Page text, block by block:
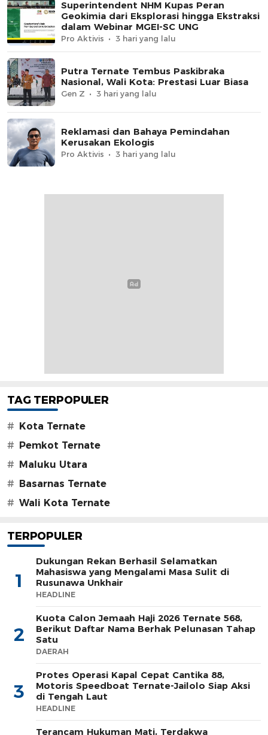
Superintendent NHM Kupas Peran
Geokimia dari Eksplorasi hingga Ekstraksi
dalam Webinar MGEI-SC UNG
Pro Aktivis 3 hari yang lalu
Putra Ternate Tembus Paskibraka
Nasional, Wali Kota: Prestasi Luar Biasa
Gen Z 3 hari yang lalu
Reklamasi dan Bahaya Pemindahan
Kerusakan Ekologis
Pro Aktivis 3 hari yang lalu
TAG TERPOPULER
# Kota Ternate
# Pemkot Ternate
# Maluku Utara
# Basarnas Ternate
# Wali Kota Ternate
TERPOPULER
1
Dukungan Rekan Berhasil Selamatkan
Mahasiswa yang Mengalami Masa Sulit di
Rusunawa Unkhair
HEADLINE
2
Kuota Calon Jemaah Haji 2026 Ternate 568,
Berikut Daftar Nama Berhak Pelunasan Tahap
Satu
DAERAH
3
Protes Operasi Kapal Cepat Cantika 88,
Motoris Speedboat Ternate-Jailolo Siap Aksi
di Tengah Laut
HEADLINE
Terancam Hukuman Mati, Terdakwa